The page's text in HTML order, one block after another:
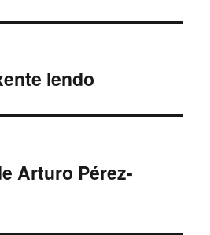
lendo
Arturo Pérez-